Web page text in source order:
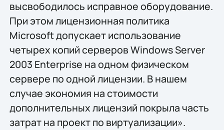
высвободилось исправное оборудование.
При этом лицензионная политика
Microsoft допускает использование
четырех копий серверов Windows Server
2003 Enterprise на одном физическом
сервере по одной лицензии. В нашем
случае экономия на стоимости
дополнительных лицензий покрыла часть
затрат на проект по виртуализации».